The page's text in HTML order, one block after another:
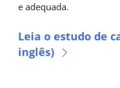
e adequada.
Leia o estudo de
inglês)